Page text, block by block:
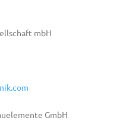
mbH
GmbH